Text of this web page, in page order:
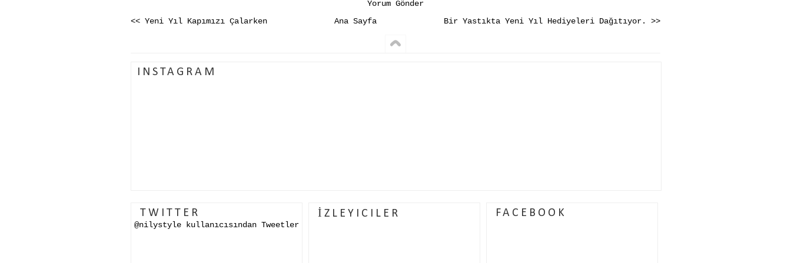
Yorum Gönder
<< Yeni Yıl Kapımızı Çalarken
Bir Yastıkta Yeni Yıl Hediyeleri Dağıtıyor. >>
Ana Sayfa
INSTAGRAM
TWITTER
@nilystyle kullanıcısından Tweetler
İZLEYICILER FACEBOOK